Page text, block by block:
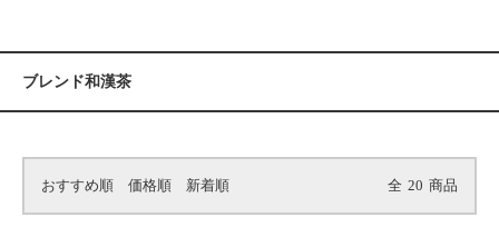
ブレンド和漢茶
おすすめ順 価格順 新着順 全 20 商品